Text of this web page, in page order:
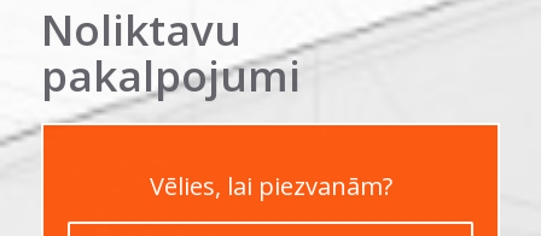
Noliktavu
pakalpojumi
Vēlies, lai piezvanām?